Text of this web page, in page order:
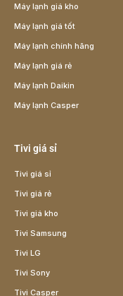
Máy lạnh giá kho
Máy lạnh giá tốt
Máy lạnh chính hãng
Máy lạnh giá rẻ
Máy lạnh Daikin
Máy lạnh Casper
Tivi giá sỉ
Tivi giá sỉ
Tivi giá rẻ
Tivi giá kho
Tivi Samsung
Tivi LG
Tivi Sony
Tivi Casper